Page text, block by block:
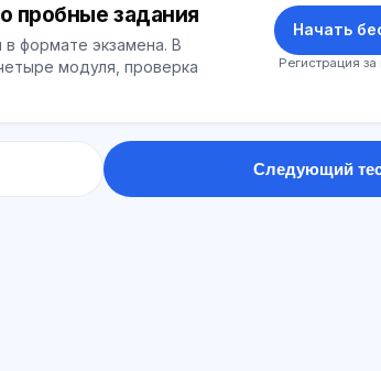
пробные задания
формате экзамена. В
модуля, проверка
Начать
Регистрация за
Следующий